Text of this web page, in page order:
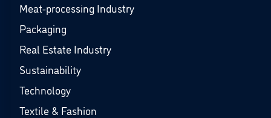
Meat-processing Industry
Packaging
Real Estate Industry
Sustainability
Technology
Textile & Fashion